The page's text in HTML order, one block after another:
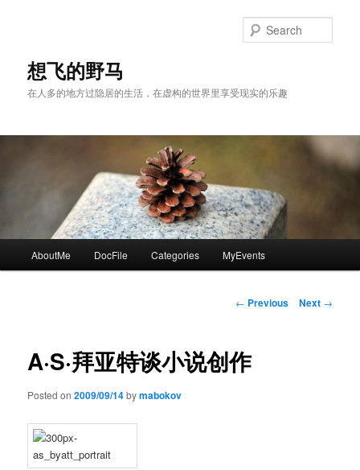
content想飞的野马
在人多的地方过隐居的生活，在虚构的世界里享受现实的乐趣
AboutMe DocFile Categories MyEvents
Post
← Previous Next →
A·S·拜亚特谈小说创作
Posted on2009/09/14bymabokov